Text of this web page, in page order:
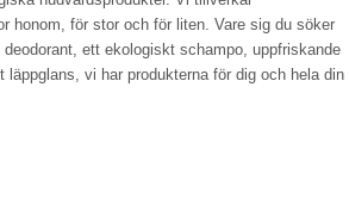
honom, för stor och för liten. Vare sig du söker
ett ekologiskt schampo, uppfriskande
vi har produkterna för dig och hela din